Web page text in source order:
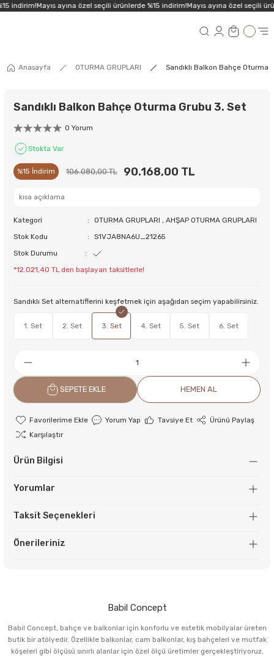
indirim!Mayıs ayına özel seçili ürünlerde %15 indirim!Mayıs ayına özel seçili
Anasayfa OTURMA GRUPLARI Sandıklı Balkon Bahçe Oturma
Sandıklı Balkon Bahçe Oturma Grubu 3. Set
0 Yorum
Stokta Var
%15 İndirim 106.080,00 TL 90.168,00 TL
kısa açıklama
Kategori OTURMA GRUPLARI ,AHŞAP OTURMA GRUPLARI
Stok Kodu
S1VJA8NA6U_21265
Stok Durumu
*12.021,40 TL den başlayan taksitlerle!
Sandıklı Set alternatiflerini keşfetmek için aşağıdan seçim yapabilirsiniz.
1. Set 2. Set 3. Set 4. Set 5. Set 6. Set
SEPETE EKLE HEMEN AL
Yorum Yap Tavsiye Et
Ürünü Paylaş
Karşılaştır
Ürün Bilgisi
Yorumlar
Taksit Seçenekleri
Önerileriniz
Babil Concept
Babil Concept, bahçe ve balkonlar için konforlu ve estetik mobilyalar üreten
butik bir atölyedir. Özellikle balkonlar, cam balkonlar, kış bahçeleri ve mutfak
köşeleri gibi ölçüsü sınırlı alanlar için özel ölçü üretimler gerçekleştiriyoruz.